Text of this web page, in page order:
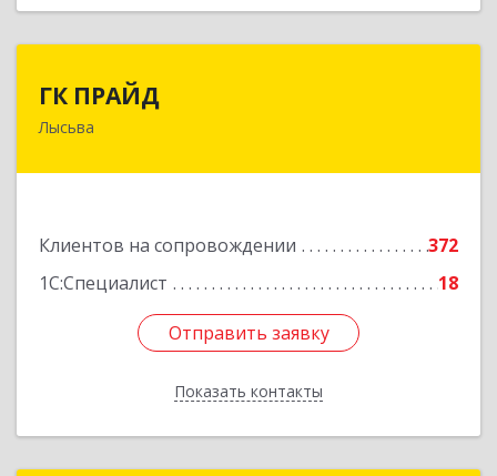
ГК ПРАЙД
Лысьва
Клиентов на сопровождении
372
1С:Специалист
18
Отправить заявку
Показать контакты
618909, Пермский край, Лысьва г, Репина ул,
Отправить заявку
Назад